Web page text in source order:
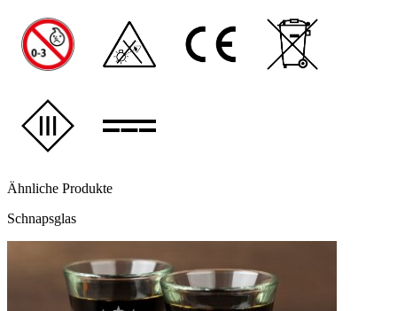
Ähnliche Produkte
Schnapsglas